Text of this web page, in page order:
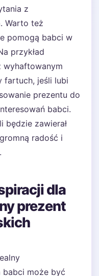
z
Warto też
pomogą babci w
przykład
wyhaftowanym
fartuch, jeśli lubi
prezentu do
babci.
będzie zawierał
radość i
dla
prezent
babci może być